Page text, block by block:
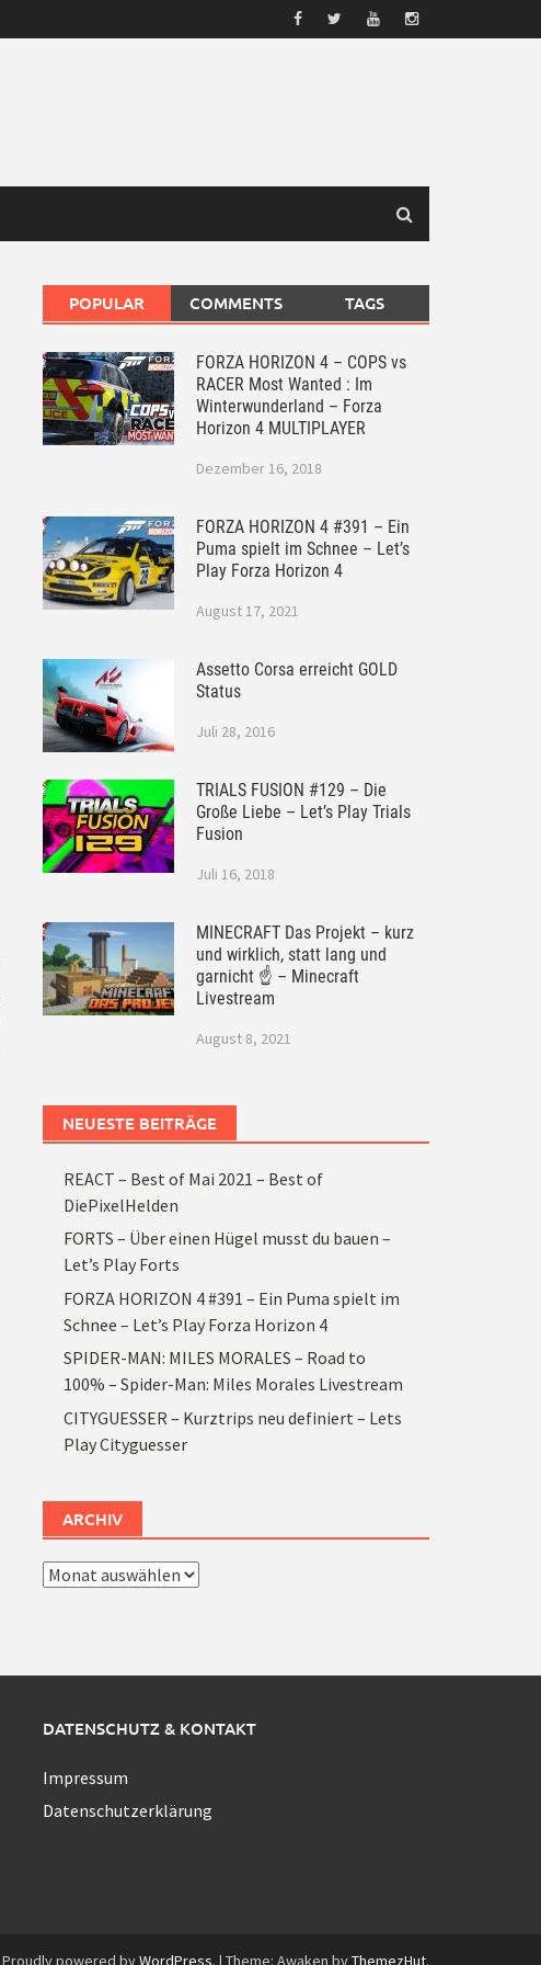
POPULAR COMMENTS TAGS
FORZA HORIZON 4 – COPS vs
RACER Most Wanted : Im
Winterwunderland – Forza
Horizon 4 MULTIPLAYER
Dezember 16, 2018
FORZA HORIZON 4 #391 – Ein
Puma spielt im Schnee – Let’s
Play Forza Horizon 4
August 17, 2021
Assetto Corsa erreicht GOLD
Status
Juli 28, 2016
TRIALS FUSION #129 – Die
Große Liebe – Let’s Play Trials
Fusion
Juli 16, 2018
MINECRAFT Das Projekt – kurz
und wirklich, statt lang und
garnicht ☝ – Minecraft
Livestream
August 8, 2021
NEUESTE BEITRÄGE
REACT – Best of Mai 2021 – Best of
DiePixelHelden
FORTS – Über einen Hügel musst du bauen –
Let’s Play Forts
FORZA HORIZON 4 #391 – Ein Puma spielt im
Schnee – Let’s Play Forza Horizon 4
SPIDER-MAN: MILES MORALES – Road to
100% – Spider-Man: Miles Morales Livestream
CITYGUESSER – Kurztrips neu definiert – Lets
Play Cityguesser
ARCHIV
Archiv
DATENSCHUTZ & KONTAKT
Impressum
Datenschutzerklärung
Proudly powered byWordPress. | Theme: Awaken byThemezHut.